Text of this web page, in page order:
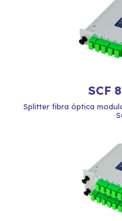
SCF 8
Splitter fibra óptica